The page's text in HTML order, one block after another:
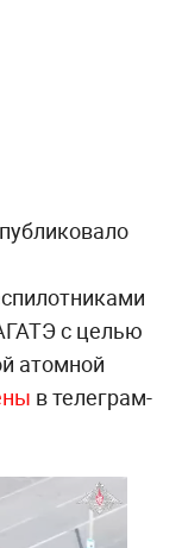
с целью
атомной
в телеграм-